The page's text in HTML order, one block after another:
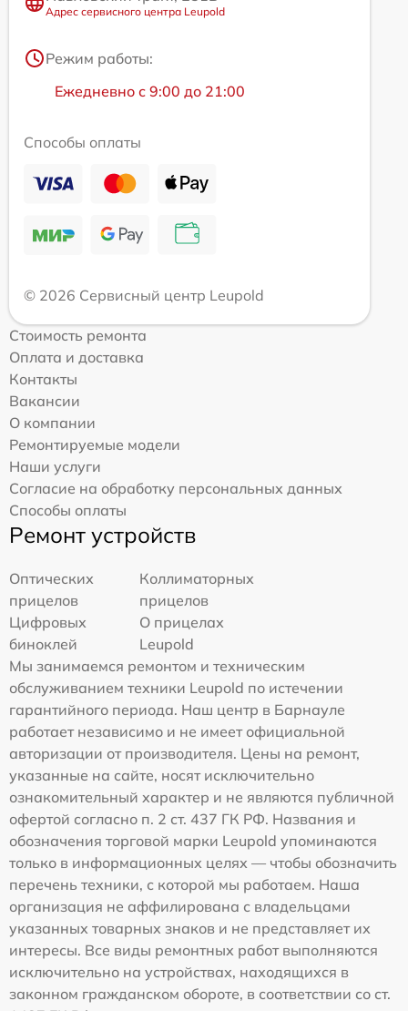
Адрес сервисного центра Leupold
Режим работы:
Ежедневно с 9:00 до 21:00
Способы оплаты
© 2026 Сервисный центр Leupold
Стоимость ремонта
Оплата и доставка
Контакты
Вакансии
О компании
Ремонтируемые модели
Наши услуги
Согласие на обработку персональных данных
Способы оплаты
Ремонт устройств
Оптических
прицелов
Коллиматорных
прицелов
Цифровых
биноклей
О прицелах
Leupold
Мы занимаемся ремонтом и техническим
обслуживанием техники Leupold по истечении
гарантийного периода. Наш центр в Барнауле
работает независимо и не имеет официальной
авторизации от производителя. Цены на ремонт,
указанные на сайте, носят исключительно
ознакомительный характер и не являются публичной
офертой согласно п. 2 ст. 437 ГК РФ. Названия и
обозначения торговой марки Leupold упоминаются
только в информационных целях — чтобы обозначить
перечень техники, с которой мы работаем. Наша
организация не аффилирована с владельцами
указанных товарных знаков и не представляет их
интересы. Все виды ремонтных работ выполняются
исключительно на устройствах, находящихся в
законном гражданском обороте, в соответствии со ст.